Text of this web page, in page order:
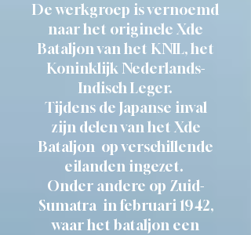
De werkgroep is vernoemd
naar het originele Xde
Bataljon van het KNIL, het
Koninklijk Nederlands-
Indisch Leger.
Tijdens de Japanse inval
zijn delen van het Xde
Bataljon op verschillende
eilanden ingezet.
Onder andere op Zuid-
Sumatra in februari 1942,
waar het bataljon een